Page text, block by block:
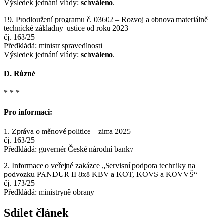
Výsledek jednání vlády: schváleno.
19. Prodloužení programu č. 03602 – Rozvoj a obnova materiálně
technické základny justice od roku 2023
čj. 168/25
Předkládá: ministr spravedlnosti
Výsledek jednání vlády: schváleno.
D. Různé
* * *
Pro informaci:
1. Zpráva o měnové politice – zima 2025
čj. 163/25
Předkládá: guvernér České národní banky
2. Informace o veřejné zakázce „Servisní podpora techniky na
podvozku PANDUR II 8x8 KBV a KOT, KOVS a KOVVŠ“
čj. 173/25
Předkládá: ministryně obrany
Sdílet článek